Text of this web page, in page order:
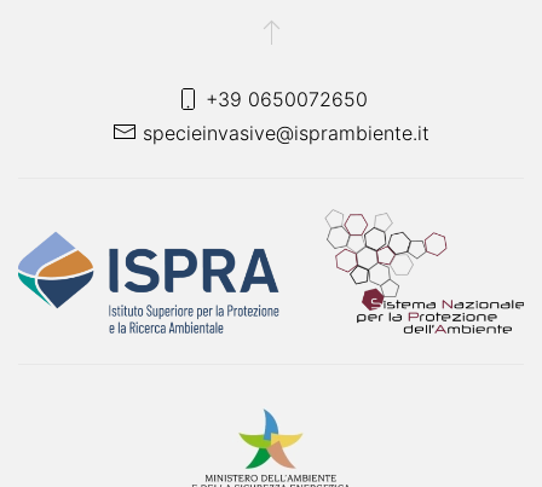
+39 0650072650
specieinvasive@isprambiente.it